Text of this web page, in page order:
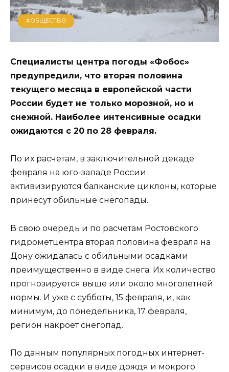
#ОБЩЕСТВО
Специалисты центра погоды «Фобос»
предупредили, что вторая половина
текущего месяца в европейской части
России будет не только морозной, но и
снежной. Наиболее интенсивные осадки
ожидаются с 20 по 28 февраля.
По их расчетам, в заключительной декаде
февраля на юго-западе России
активизируются балканские циклоны, которые
принесут обильные снегопады.
В свою очередь и по расчетам Ростовского
гидрометцентра вторая половина февраля на
Дону ожидалась с обильными осадками
преимущественно в виде снега. Их количество
прогнозируется выше или около многолетней
нормы. И уже с субботы, 15 февраля, и, как
минимум, до понедельника, 17 февраля,
регион накроет снегопад.
По данным популярных погодных интернет-
сервисов осадки в виде дождя и мокрого